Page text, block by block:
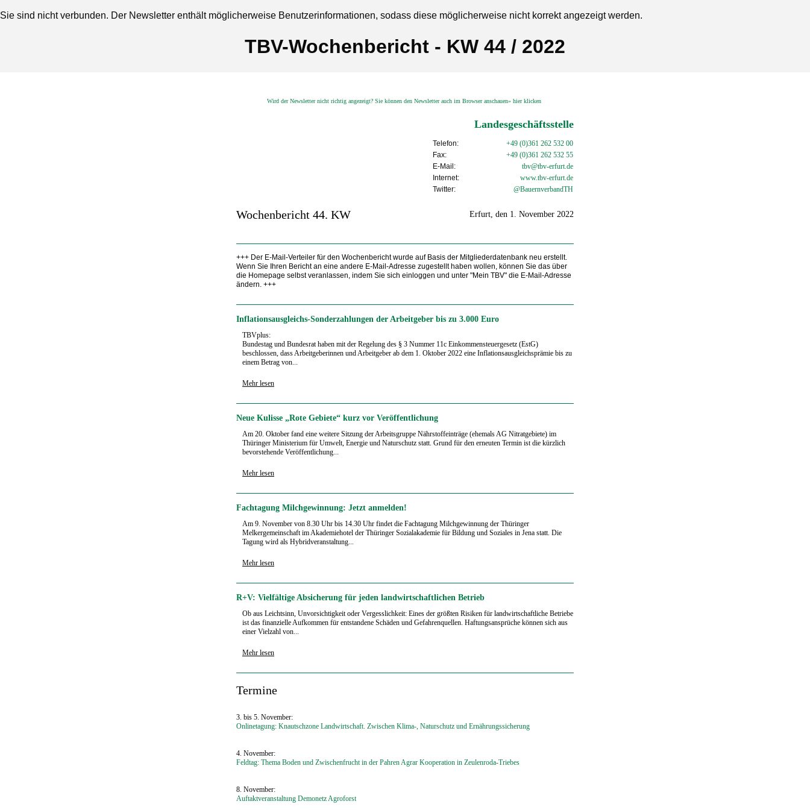
Sie sind nicht verbunden. Der Newsletter enthält möglicherweise Benutzerinformationen, sodass diese möglicherweise nicht korrekt angezeigt werden.
TBV-Wochenbericht - KW 44 / 2022
Wird der Newsletter nicht richtig angezeigt? Sie können den Newsletter auch im Browser anschauen» hier klicken
Landesgeschäftsstelle
Telefon:
+49 (0)361 262 532 00
Fax:
+49 (0)361 262 532 55
E-Mail:
tbv@tbv-erfurt.de
Internet:
www.tbv-erfurt.de
Twitter:
@BauernverbandTH
Wochenbericht 44. KW Erfurt, den 1. November 2022
+++ Der E-Mail-Verteiler für den Wochenbericht wurde auf Basis der Mitgliederdatenbank neu erstellt.
Wenn Sie Ihren Bericht an eine andere E-Mail-Adresse zugestellt haben wollen, können Sie das über
die Homepage selbst veranlassen, indem Sie sich einloggen und unter "Mein TBV" die E-Mail-Adresse
ändern. +++
Inflationsausgleichs-Sonderzahlungen der Arbeitgeber bis zu 3.000 Euro
TBVplus:
Bundestag und Bundesrat haben mit der Regelung des § 3 Nummer 11c Einkommensteuerge­setz (EstG)
beschlossen, dass Arbeitgeberinnen und Arbeitgeber ab dem 1. Oktober 2022 eine Inflationsausgleichs­prämie bis zu
einem Betrag von...
Mehr lesen
Neue Kulisse „Rote Gebiete“ kurz vor Veröffentlichung
Am 20. Oktober fand eine weitere Sitzung der Arbeitsgruppe Nährstoffeinträge (ehemals AG Nitratgebiete) im
Thüringer Ministerium für Umwelt, Energie und Naturschutz statt. Grund für den erneuten Termin ist die kürzlich
bevorstehende Veröffentlichung...
Mehr lesen
Fachtagung Milchgewinnung: Jetzt anmelden!
Am 9. November von 8.30 Uhr bis 14.30 Uhr findet die Fachtagung Milchgewinnung der Thüringer
Melkergemeinschaft im Akademiehotel der Thüringer Sozialakademie für Bildung und Soziales in Jena statt. Die
Tagung wird als Hybridveranstaltung...
Mehr lesen
R+V: Vielfältige Absicherung für jeden landwirtschaftlichen Betrieb
Ob aus Leichtsinn, Unvorsichtigkeit oder Vergesslichkeit: Eines der größten Risiken für landwirtschaftliche Betriebe
ist das finanzielle Aufkommen für entstandene Schäden und Gefahrenquellen. Haftungsansprüche können sich aus
einer Vielzahl von...
Mehr lesen
‍Termine
3. bis 5. November:
Onlinetagung: Knautschzone Landwirtschaft. Zwischen Klima-, Naturschutz und Ernährungssicherung
4. November:
Feldtag: Thema Boden und Zwischenfrucht in der Pahren Agrar Kooperation in Zeulenroda-Triebes
8. November:
Auftaktveranstaltung Demonetz Agroforst